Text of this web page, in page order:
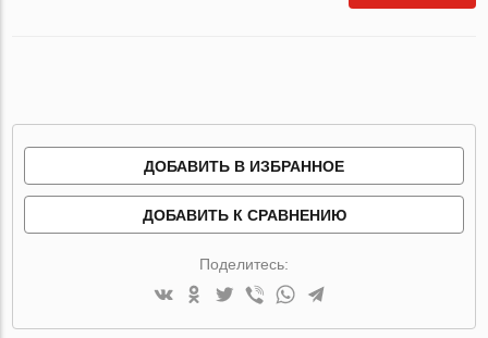
ДОБАВИТЬ В ИЗБРАННОЕ
ДОБАВИТЬ К СРАВНЕНИЮ
Поделитесь: